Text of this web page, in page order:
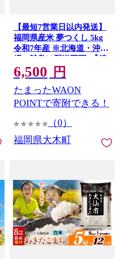
【最短7営業日以内発送】
福岡県産米 夢つくし 5kg
令和7年産 ※北海道・沖
縄・離島は配送不可 |【精
米 単一米 単一原料米 7年
産 国産 お米 ブランド米
5kg × 1 ゆめつくし】
CY008_01
6,500 円
たまったWAON
POINTで寄附できる！
（0）
福岡県大木町